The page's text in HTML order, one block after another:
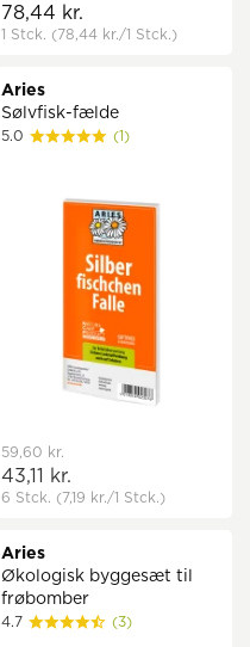
78,44 kr.
1 Stck. (78,44 kr./1 Stck.)
Aries
Sølvfisk-fælde
5.0 (1)
59,60 kr.
43,11 kr.
6 Stck. (7,19 kr./1 Stck.)
Aries
Økologisk byggesæt til
frøbomber
4.7 (3)